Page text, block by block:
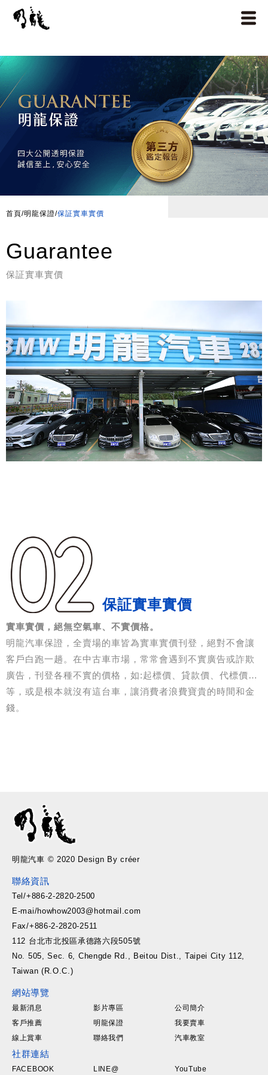
首頁/明龍保證/保証實車實價
Guarantee
保証實車實價
保証實車實價
實車實價，絕無空氣車、不實價格。
明龍汽車保證，全賣場的車皆為實車實價刊登，絕對不會讓
客戶白跑一趟。在中古車市場，常常會遇到不實廣告或詐欺
廣告，刊登各種不實的價格，如:起標價、貸款價、代標價…
等，或是根本就沒有這台車，讓消費者浪費寶貴的時間和金
錢。
明龍汽車 © 2020 Design By créer
聯絡資訊
Tel/+886-2-2820-2500
E-mai/howhow2003@hotmail.com
Fax/+886-2-2820-2511
112 台北市北投區承德路六段505號
No. 505, Sec. 6, Chengde Rd., Beitou Dist., Taipei City 112,
Taiwan (R.O.C.)
網站導覽
最新消息 影片專區
公司簡介
客戶推薦
明龍保證
我要賣車
線上賞車
聯絡我們 汽車教室
社群連結
FACEBOOK LINE@ YouTube